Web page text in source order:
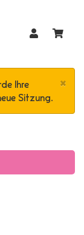
×
Ihre
Sitzung.